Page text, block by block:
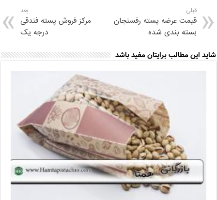
قبلی
قیمت عرضه پسته رفسنجان
بسته بندی شده
بعد
مرکز فروش پسته فندقی
درجه یک
شاید این مطالب برایتان مفید باشد